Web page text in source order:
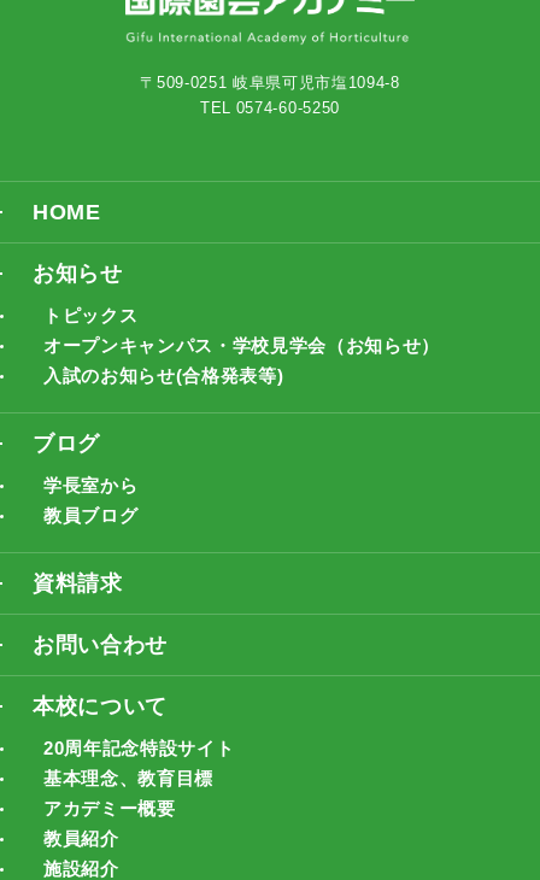
〒509-0251 岐阜県可児市塩1094-8
TEL 0574-60-5250
HOME
お知らせ
トピックス
オープンキャンパス・学校見学会（お知らせ）
入試のお知らせ(合格発表等)
ブログ
学長室から
教員ブログ
資料請求
お問い合わせ
本校について
20周年記念特設サイト
基本理念、教育目標
アカデミー概要
教員紹介
施設紹介